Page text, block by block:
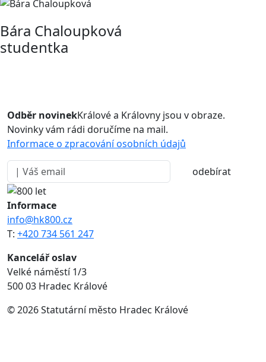
Bára Chaloupková
studentka
Odběr novinekKrálové a Královny jsou v obraze.
Novinky vám rádi doručíme na mail.
Informace o zpracování osobních údajů
odebírat
Informace
info@hk800.cz
T: +420 734 561 247
Kancelář oslav
Velké náměstí 1/3
500 03 Hradec Králové
© 2026 Statutární město Hradec Králové